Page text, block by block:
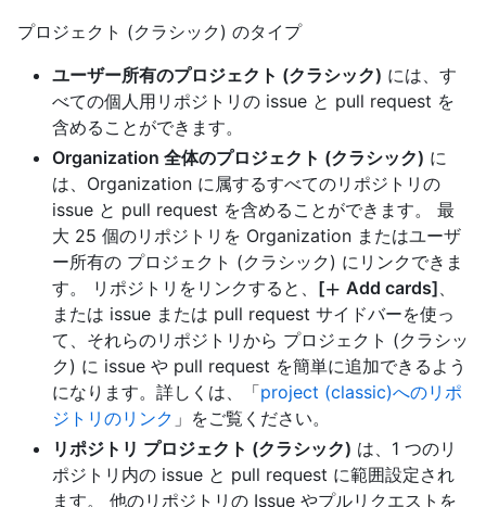
プロジェクト (クラシック) のタイプ
ユーザー所有のプロジェクト (クラシック) には、す
べての個人用リポジトリの issue と pull request を
含めることができます。
Organization 全体のプロジェクト (クラシック) に
は、Organization に属するすべてのリポジトリの
issue と pull request を含めることができます。 最
大 25 個のリポジトリを Organization またはユーザ
ー所有の プロジェクト (クラシック) にリンクできま
す。 リポジトリをリンクすると、 [ Add cards]、
または issue または pull request サイドバーを使っ
て、それらのリポジトリから プロジェクト (クラシッ
ク) に issue や pull request を簡単に追加できるよう
になります。詳しくは、「project (classic)へのリポ
ジトリのリンク 」をご覧ください。
リポジトリ プロジェクト (クラシック) は、1 つのリ
ポジトリ内の issue と pull request に範囲設定され
ます。 他のリポジトリの Issue やプルリクエストを